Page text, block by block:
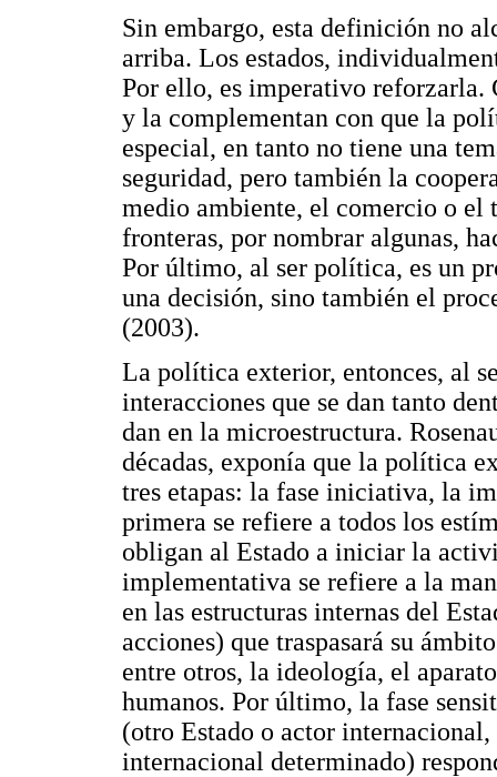
Sin embargo, esta definición no
arriba. Los estados,
Por ello, es imperativo
y la complementan con que la
especial, en tanto no tiene una
seguridad, pero también la
medio ambiente, el comercio o el
fronteras, por nombrar algunas,
Por último, al ser política, es un
una decisión, sino también el
(2003).
La política exterior, entonces, al
interacciones que se dan tanto
dan en la microestructura.
décadas, exponía que la política
tres etapas: la fase iniciativa, la
primera se refiere a todos los
obligan al Estado a iniciar la
implementativa se refiere a la
en las estructuras internas del
acciones) que traspasará su
entre otros, la ideología, el
humanos. Por último, la fase
(otro Estado o actor
internacional determinado)